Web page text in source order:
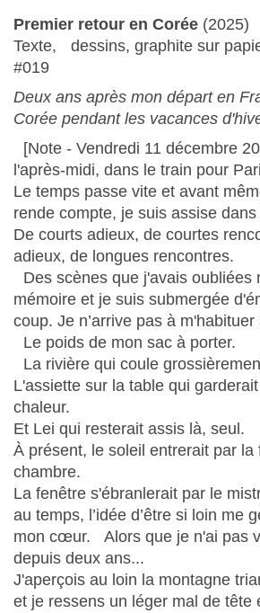
Premier retour en Corée (2025)
Texte, dessins, graphite sur
#019
Deux ans après mon départ en
Corée pendant les vacances
[Note - Vendredi 11 décembre
l'après-midi, dans le train pour
Le temps passe vite et avant
rende compte, je suis assise
De courts adieux, de courtes
adieux, de longues rencontres.
Des scènes que j'avais oubliées
mémoire et je suis submergée
coup. Je n’arrive pas à
Le poids de mon sac à porter.
La rivière qui coule
L'assiette sur la table qui
chaleur.
Et Lei qui resterait assis là, seul.
À présent, le soleil entrerait par la
chambre.
La fenêtre s'ébranlerait par le
au temps, l’idée d’être si loin me
mon cœur. Alors que je n'ai pas
depuis deux ans...
J'aperçois au loin la montagne
et je ressens un léger mal de tête